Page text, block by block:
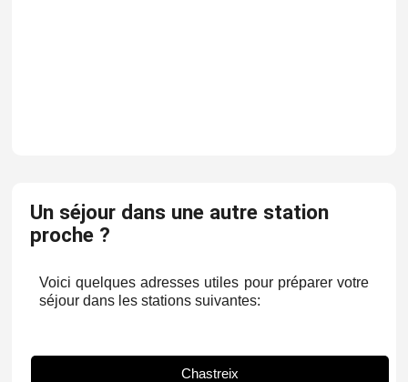
Un séjour dans une autre station
proche ?
Voici quelques adresses utiles pour préparer votre
séjour dans les stations suivantes:
Chastreix